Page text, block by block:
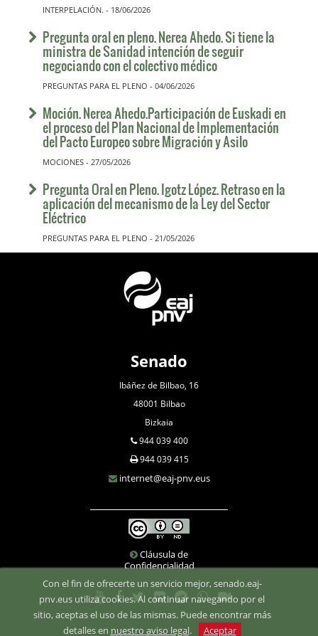
INTERPELACIÓN. - 18/06/2026
Pregunta oral en pleno. Nerea Ahedo. Si tiene la
ministra de Sanidad intención de seguir
negociando con el colectivo médico
PREGUNTAS PARA EL PLENO - 04/06/2026
Moción. Nerea Ahedo.Participación de Euskadi en
el proceso del Plan Nacional de Implementación
del Pacto Europeo sobre Migración y Asilo
MOCIONES - 27/05/2026
Pregunta Oral en Pleno. Igotz López. Retraso en la
aplicación del mecanismo de la Ley del Sector
Eléctrico
PREGUNTAS PARA EL PLENO - 21/05/2026
Senado
Ibáñez de Bilbao, 16
48001 Bilbao
Bizkaia
944 039 400
944 039 415
internet@eaj-pnv.eus
Cláusula de
Confidencialidad
Con el fin de ofrecerte un servicio mejor, senado.eaj-
pnv.eus utiliza cookies. Al continuar navegando por el
sitio, aceptas el uso de las mismas. Puede encontrar más
detalles en nuestro aviso legal. Aceptar